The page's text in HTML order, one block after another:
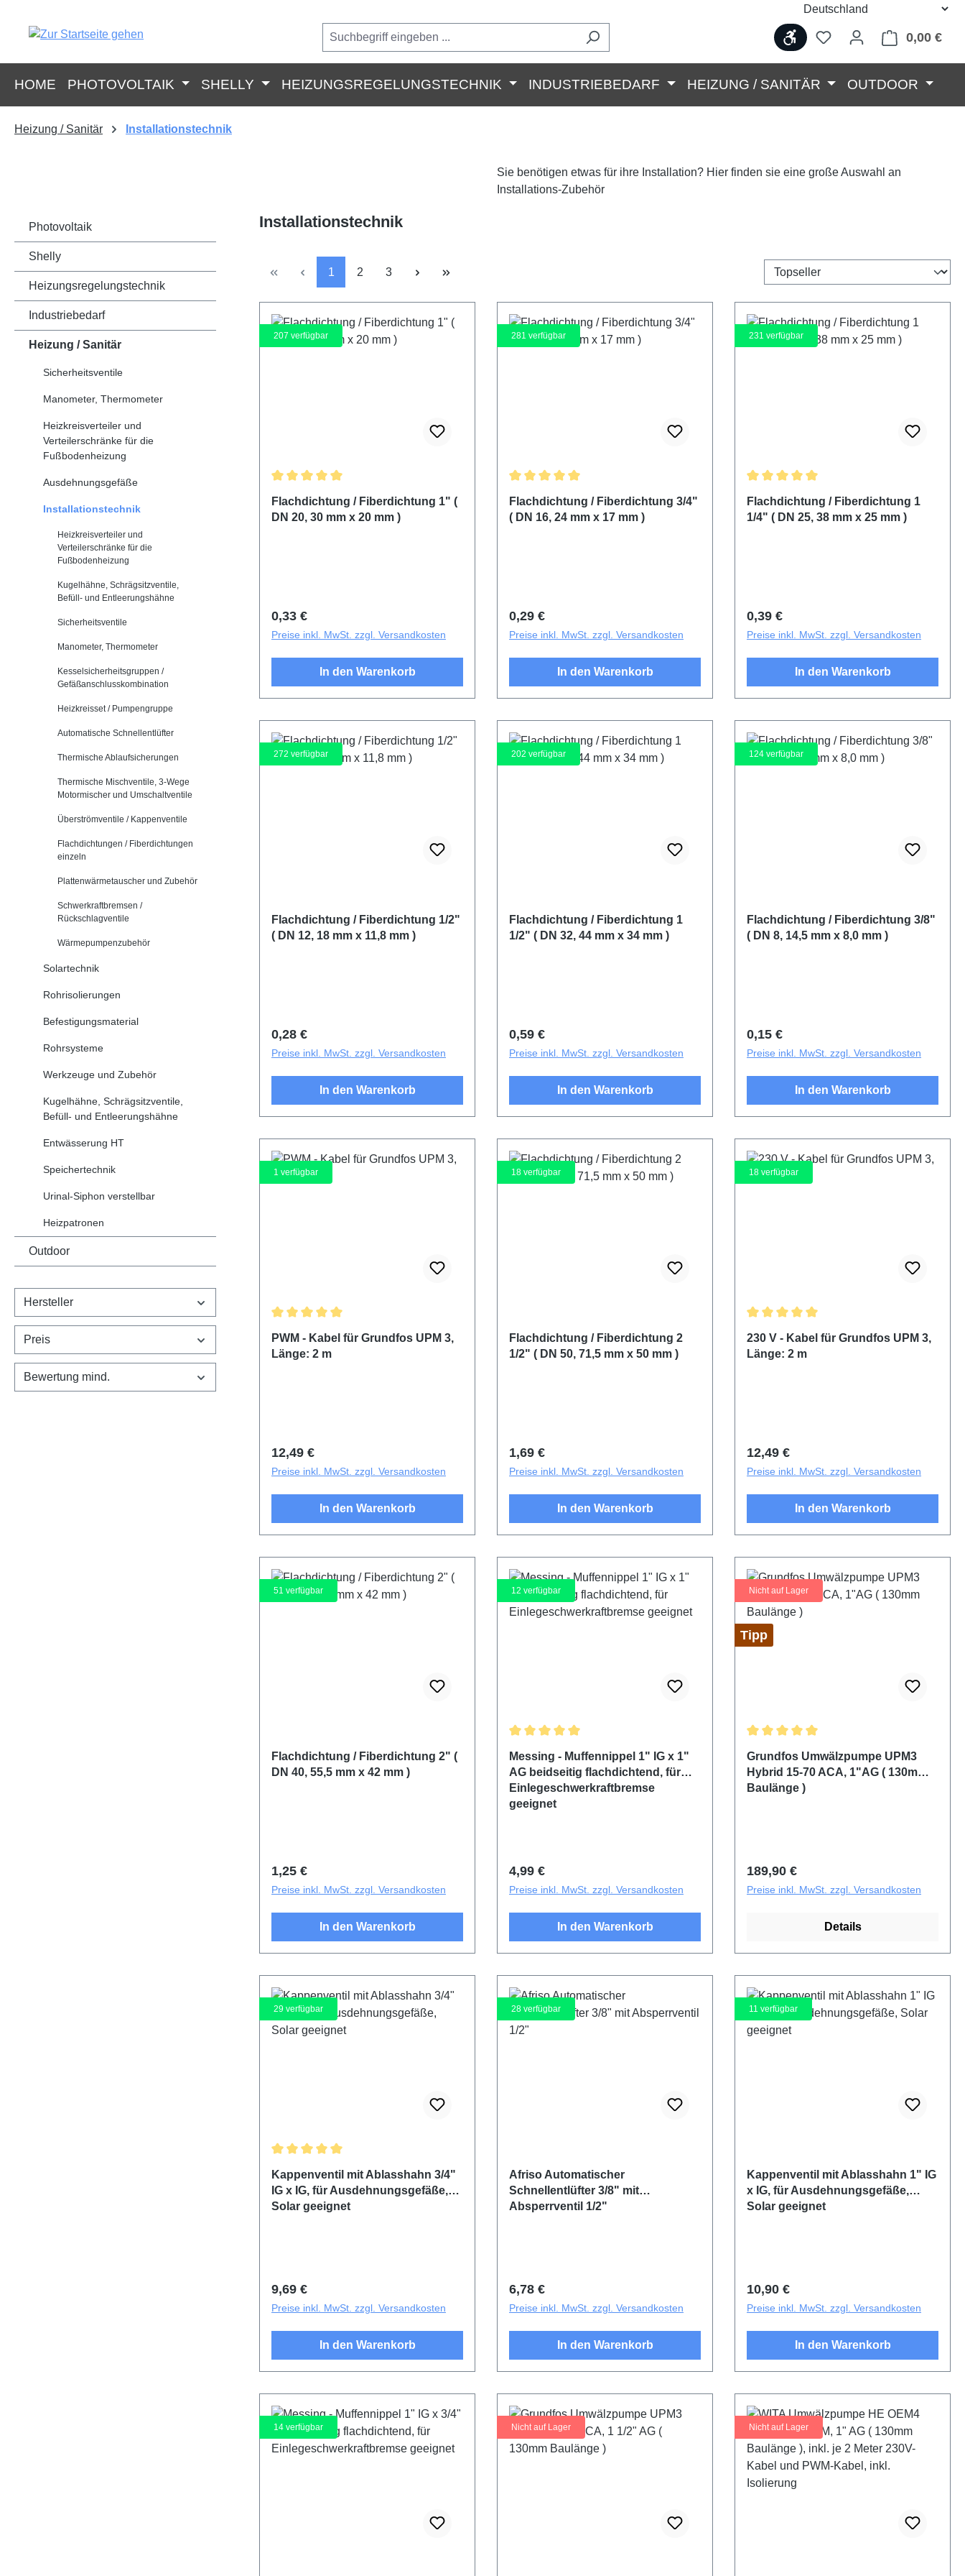
Werkzeugleiste anzeigen
0,00 €
HOME PHOTOVOLTAIK SHELLY HEIZUNGSREGELUNGSTECHNIK INDUSTRIEBEDARF HEIZUNG / SANITÄR OUTDOOR
Heizung / Sanitär Installationstechnik
Sie benötigen etwas für ihre Installation? Hier finden sie eine große Auswahl an
Installations-Zubehör
Photovoltaik
Shelly
Heizungsregelungstechnik
Industriebedarf
Heizung / Sanitär
Sicherheitsventile
Manometer, Thermometer
Heizkreisverteiler und
Verteilerschränke für die
Fußbodenheizung
Ausdehnungsgefäße
Installationstechnik
Heizkreisverteiler und
Verteilerschränke für die
Fußbodenheizung
Kugelhähne, Schrägsitzventile,
Befüll- und Entleerungshähne
Sicherheitsventile
Manometer, Thermometer
Kesselsicherheitsgruppen /
Gefäßanschlusskombination
Heizkreisset / Pumpengruppe
Automatische Schnellentlüfter
Thermische Ablaufsicherungen
Thermische Mischventile, 3-Wege
Motormischer und Umschaltventile
Überströmventile / Kappenventile
Flachdichtungen / Fiberdichtungen
einzeln
Plattenwärmetauscher und Zubehör
Schwerkraftbremsen /
Rückschlagventile
Wärmepumpenzubehör
Solartechnik
Rohrisolierungen
Befestigungsmaterial
Rohrsysteme
Werkzeuge und Zubehör
Kugelhähne, Schrägsitzventile,
Befüll- und Entleerungshähne
Entwässerung HT
Speichertechnik
Urinal-Siphon verstellbar
Heizpatronen
Outdoor
Hersteller
Preis
Bewertung mind.
Installationstechnik
Seite
1 Seite
2 Seite
3
207 verfügbar
Flachdichtung / Fiberdichtung 1" (
DN 20, 30 mm x 20 mm )
Regulärer Preis:
0,33 €
Preise inkl. MwSt. zzgl. Versandkosten
In den Warenkorb
281 verfügbar
Flachdichtung / Fiberdichtung 3/4"
( DN 16, 24 mm x 17 mm )
Regulärer Preis:
0,29 €
Preise inkl. MwSt. zzgl. Versandkosten
In den Warenkorb
231 verfügbar
Flachdichtung / Fiberdichtung 1
1/4" ( DN 25, 38 mm x 25 mm )
Regulärer Preis:
0,39 €
Preise inkl. MwSt. zzgl. Versandkosten
In den Warenkorb
272 verfügbar
Flachdichtung / Fiberdichtung 1/2"
( DN 12, 18 mm x 11,8 mm )
Regulärer Preis:
0,28 €
Preise inkl. MwSt. zzgl. Versandkosten
In den Warenkorb
202 verfügbar
Flachdichtung / Fiberdichtung 1
1/2" ( DN 32, 44 mm x 34 mm )
Regulärer Preis:
0,59 €
Preise inkl. MwSt. zzgl. Versandkosten
In den Warenkorb
124 verfügbar
Flachdichtung / Fiberdichtung 3/8"
( DN 8, 14,5 mm x 8,0 mm )
Regulärer Preis:
0,15 €
Preise inkl. MwSt. zzgl. Versandkosten
In den Warenkorb
1 verfügbar
PWM - Kabel für Grundfos UPM 3,
Länge: 2 m
Regulärer Preis:
12,49 €
Preise inkl. MwSt. zzgl. Versandkosten
In den Warenkorb
18 verfügbar
Flachdichtung / Fiberdichtung 2
1/2" ( DN 50, 71,5 mm x 50 mm )
Regulärer Preis:
1,69 €
Preise inkl. MwSt. zzgl. Versandkosten
In den Warenkorb
18 verfügbar
230 V - Kabel für Grundfos UPM 3,
Länge: 2 m
Regulärer Preis:
12,49 €
Preise inkl. MwSt. zzgl. Versandkosten
In den Warenkorb
51 verfügbar
Flachdichtung / Fiberdichtung 2" (
DN 40, 55,5 mm x 42 mm )
Regulärer Preis:
1,25 €
Preise inkl. MwSt. zzgl. Versandkosten
In den Warenkorb
12 verfügbar
Messing - Muffennippel 1" IG x 1"
AG beidseitig flachdichtend, für
Einlegeschwerkraftbremse
geeignet
Regulärer Preis:
4,99 €
Preise inkl. MwSt. zzgl. Versandkosten
In den Warenkorb
Nicht auf Lager
Tipp
Grundfos Umwälzpumpe UPM3
Hybrid 15-70 ACA, 1"AG ( 130mm
Baulänge )
Regulärer Preis:
189,90 €
Preise inkl. MwSt. zzgl. Versandkosten
Details
29 verfügbar
Kappenventil mit Ablasshahn 3/4"
IG x IG, für Ausdehnungsgefäße,
Solar geeignet
Regulärer Preis:
9,69 €
Preise inkl. MwSt. zzgl. Versandkosten
In den Warenkorb
28 verfügbar
Afriso Automatischer
Schnellentlüfter 3/8" mit
Absperrventil 1/2"
Regulärer Preis:
6,78 €
Preise inkl. MwSt. zzgl. Versandkosten
In den Warenkorb
11 verfügbar
Kappenventil mit Ablasshahn 1" IG
x IG, für Ausdehnungsgefäße,
Solar geeignet
Regulärer Preis:
10,90 €
Preise inkl. MwSt. zzgl. Versandkosten
In den Warenkorb
14 verfügbar Nicht auf Lager Nicht auf Lager